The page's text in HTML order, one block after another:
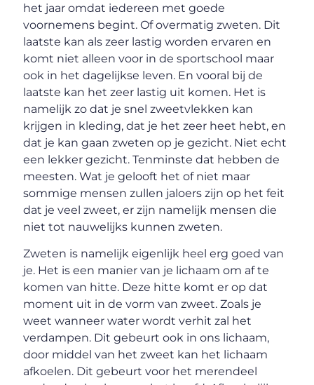
het jaar omdat iedereen met goede
voornemens begint. Of overmatig zweten. Dit
laatste kan als zeer lastig worden ervaren en
komt niet alleen voor in de sportschool maar
ook in het dagelijkse leven. En vooral bij de
laatste kan het zeer lastig uit komen. Het is
namelijk zo dat je snel zweetvlekken kan
krijgen in kleding, dat je het zeer heet hebt, en
dat je kan gaan zweten op je gezicht. Niet echt
een lekker gezicht. Tenminste dat hebben de
meesten. Wat je gelooft het of niet maar
sommige mensen zullen jaloers zijn op het feit
dat je veel zweet, er zijn namelijk mensen die
niet tot nauwelijks kunnen zweten.
Zweten is namelijk eigenlijk heel erg goed van
je. Het is een manier van je lichaam om af te
komen van hitte. Deze hitte komt er op dat
moment uit in de vorm van zweet. Zoals je
weet wanneer water wordt verhit zal het
verdampen. Dit gebeurt ook in ons lichaam,
door middel van het zweet kan het lichaam
afkoelen. Dit gebeurt voor het merendeel